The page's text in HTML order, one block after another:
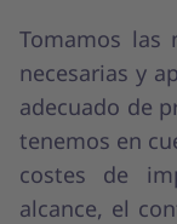
Tomamos las
necesarias y
adecuado de
tenemos en
costes de
alcance, el